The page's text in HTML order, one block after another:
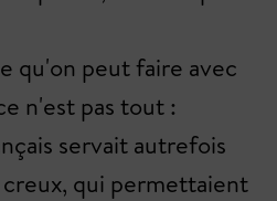
qu'on peut faire avec
n'est pas tout :
servait autrefois
creux, qui permettaient